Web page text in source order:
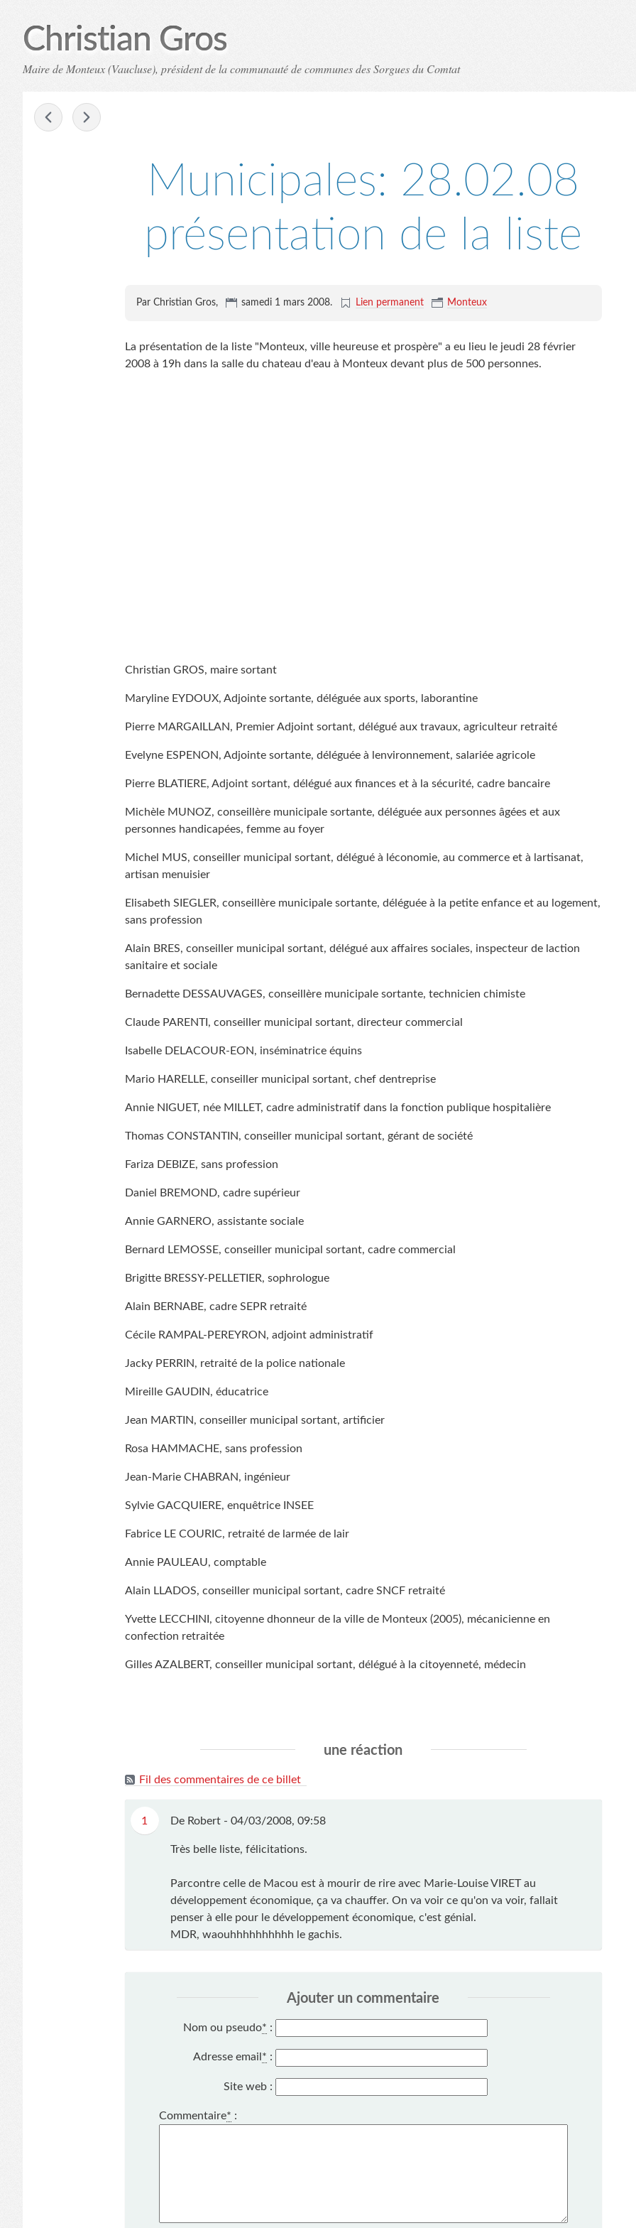
Christian Gros
Maire de Monteux (Vaucluse), président de la communauté de communes des Sorgues du Comtat
Municipales: 28.02.08
présentation de la liste
Par Christian Gros, samedi 1 mars 2008. Lien permanent Monteux
La présentation de la liste "Monteux, ville heureuse et prospère" a eu lieu le jeudi 28 février
2008 à 19h dans la salle du chateau d'eau à Monteux devant plus de 500 personnes.
Christian GROS, maire sortant
Maryline EYDOUX, Adjointe sortante, déléguée aux sports, laborantine
Pierre MARGAILLAN, Premier Adjoint sortant, délégué aux travaux, agriculteur retraité
Evelyne ESPENON, Adjointe sortante, déléguée à lenvironnement, salariée agricole
Pierre BLATIERE, Adjoint sortant, délégué aux finances et à la sécurité, cadre bancaire
Michèle MUNOZ, conseillère municipale sortante, déléguée aux personnes âgées et aux
personnes handicapées, femme au foyer
Michel MUS, conseiller municipal sortant, délégué à léconomie, au commerce et à lartisanat,
artisan menuisier
Elisabeth SIEGLER, conseillère municipale sortante, déléguée à la petite enfance et au logement,
sans profession
Alain BRES, conseiller municipal sortant, délégué aux affaires sociales, inspecteur de laction
sanitaire et sociale
Bernadette DESSAUVAGES, conseillère municipale sortante, technicien chimiste
Claude PARENTI, conseiller municipal sortant, directeur commercial
Isabelle DELACOUR-EON, inséminatrice équins
Mario HARELLE, conseiller municipal sortant, chef dentreprise
Annie NIGUET, née MILLET, cadre administratif dans la fonction publique hospitalière
Thomas CONSTANTIN, conseiller municipal sortant, gérant de société
Fariza DEBIZE, sans profession
Daniel BREMOND, cadre supérieur
Annie GARNERO, assistante sociale
Bernard LEMOSSE, conseiller municipal sortant, cadre commercial
Brigitte BRESSY-PELLETIER, sophrologue
Alain BERNABE, cadre SEPR retraité
Cécile RAMPAL-PEREYRON, adjoint administratif
Jacky PERRIN, retraité de la police nationale
Mireille GAUDIN, éducatrice
Jean MARTIN, conseiller municipal sortant, artificier
Rosa HAMMACHE, sans profession
Jean-Marie CHABRAN, ingénieur
Sylvie GACQUIERE, enquêtrice INSEE
Fabrice LE COURIC, retraité de larmée de lair
Annie PAULEAU, comptable
Alain LLADOS, conseiller municipal sortant, cadre SNCF retraité
Yvette LECCHINI, citoyenne dhonneur de la ville de Monteux (2005), mécanicienne en
confection retraitée
Gilles AZALBERT, conseiller municipal sortant, délégué à la citoyenneté, médecin
une réaction
Fil des commentaires de ce billet
1 De Robert - 04/03/2008, 09:58
Très belle liste, félicitations.
Parcontre celle de Macou est à mourir de rire avec Marie-Louise VIRET au
développement économique, ça va chauffer. On va voir ce qu'on va voir, fallait
penser à elle pour le développement économique, c'est génial.
MDR, waouhhhhhhhhhh le gachis.
Ajouter un commentaire
Nom ou pseudo* :
Adresse email * :
Site web :
Commentaire* :